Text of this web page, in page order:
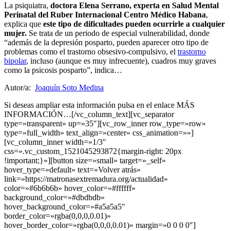
La psiquiatra, doctora Elena Serrano, experta en Salud Mental
Perinatal del Ruber Internacional Centro Médico Habana,
explica que este tipo de dificultades pueden ocurrirle a cualquier
mujer. Se trata de un periodo de especial vulnerabilidad, donde
“además de la depresión posparto, pueden aparecer otro tipo de
problemas como el trastorno obsesivo-compulsivo, el trastorno
bipolar, incluso (aunque es muy infrecuente), cuadros muy graves
como la psicosis posparto”, indica…
Autor/a: Joaquín Soto Medina
Si deseas ampliar esta información pulsa en el enlace MÁS
INFORMACIÓN…[/vc_column_text][vc_separator
type=»transparent» up=»35″][vc_row_inner row_type=»row»
type=»full_width» text_align=»center» css_animation=»»]
[vc_column_inner width=»1/3″
css=».vc_custom_1521045293872{margin-right: 20px
!important;}»][button size=»small» target=»_self»
hover_type=»default» text=»Volver atrás»
link=»https://matronasextremadura.org/actualidad»
color=»#6b6b6b» hover_color=»#ffffff»
background_color=»#dbdbdb»
hover_background_color=»#a5a5a5″
border_color=»rgba(0,0,0,0.01)»
hover_border_color=»rgba(0,0,0,0.01)» margin=»0 0 0 0″]